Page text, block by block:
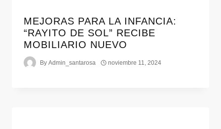
MEJORAS PARA LA INFANCIA:
“RAYITO DE SOL” RECIBE
MOBILIARIO NUEVO
By Admin_santarosa noviembre 11, 2024